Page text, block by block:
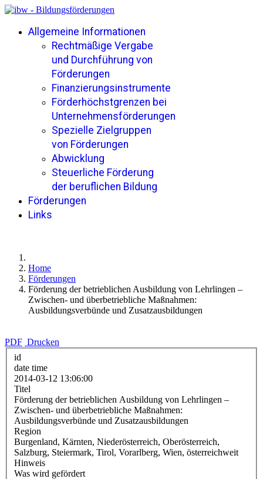
Allgemeine Informationen
Rechtmäßige Vergabe
und Durchführung von
Förderungen
Finanzierungsinstrumente
Förderhöchstgrenzen bei
Unternehmensförderungen
Spezielle Zielgruppen
von Förderungen
Abwicklung
Steuerliche Förderung
der beruflichen Bildung
Förderungen
Links
Home
Förderungen
Förderung der betrieblichen Ausbildung von Lehrlingen –
Zwischen- und überbetriebliche Maßnahmen:
Ausbildungsverbünde und Zusatzausbildungen
PDF Drucken
id
date time
2014-03-12 13:06:00
Titel
Förderung der betrieblichen Ausbildung von Lehrlingen –
Zwischen- und überbetriebliche Maßnahmen:
Ausbildungsverbünde und Zusatzausbildungen
Region
Burgenland, Kärnten, Niederösterreich, Oberösterreich,
Salzburg, Steiermark, Tirol, Vorarlberg, Wien, österreichweit
Hinweis
Was wird gefördert